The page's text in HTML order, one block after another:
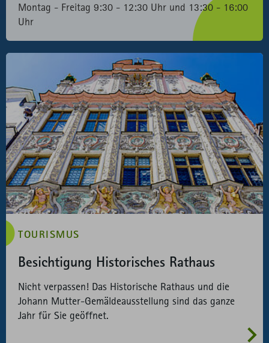
Montag - Freitag 9:30 - 12:30 Uhr und 13:30 - 16:00
Uhr
TOURISMUS
Besichtigung Historisches Rathaus
Nicht verpassen! Das Historische Rathaus und die
Johann Mutter-Gemäldeausstellung sind das ganze
Jahr für Sie geöffnet.